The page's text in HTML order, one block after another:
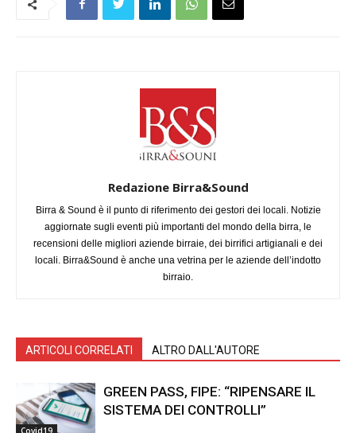
Redazione Birra&Sound
Birra & Sound è il punto di riferimento dei gestori dei locali. Notizie
aggiornate sugli eventi più importanti del mondo della birra, le
recensioni delle migliori aziende birraie, dei birrifici artigianali e dei
locali. Birra&Sound è anche una vetrina per le aziende dell’indotto
birraio.
ARTICOLI CORRELATI ALTRO DALL'AUTORE
GREEN PASS, FIPE: “RIPENSARE IL
SISTEMA DEI CONTROLLI”